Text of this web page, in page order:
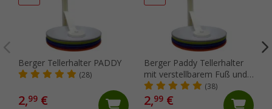
Berger Tellerhalter PADDY
(28)
2,99 €
Berger Paddy Tellerhalter
mit verstellbarem Fuß und
Anti-Rutsch-Auflage
(38)
2,99€